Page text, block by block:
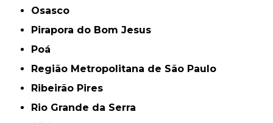
Osasco
Pirapora do Bom Jesus
Poá
Região Metropolitana de São Paulo
Ribeirão Pires
Rio Grande da Serra